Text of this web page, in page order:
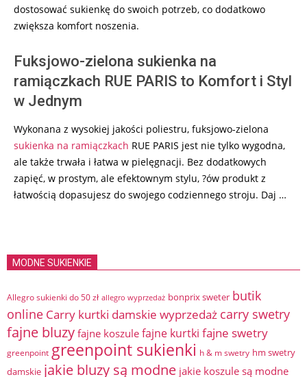
dostosować sukienkę do swoich potrzeb, co dodatkowo
zwiększa komfort noszenia.
Fuksjowo-zielona sukienka na
ramiączkach RUE PARIS to Komfort i Styl
w Jednym
Wykonana z wysokiej jakości poliestru, fuksjowo-zielona
sukienka na ramiączkach RUE PARIS jest nie tylko wygodna,
ale także trwała i łatwa w pielęgnacji. Bez dodatkowych
zapięć, w prostym, ale efektownym stylu, ?ów produkt z
łatwością dopasujesz do swojego codziennego stroju. Daj …
MODNE SUKIENKIE
Allegro sukienki do 50 zł allegro wyprzedaż bonprix sweter butik
online Carry kurtki damskie wyprzedaż carry swetry
fajne bluzy fajne koszule fajne kurtki fajne swetry
greenpoint greenpoint sukienki h & m swetry hm swetry
damskie jakie bluzy są modne jakie koszule są modne